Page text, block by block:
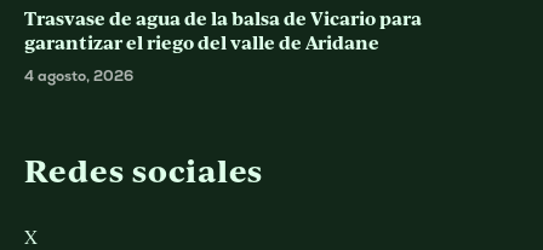
Trasvase de agua de la balsa de Vicario para
garantizar el riego del valle de Aridane
4 agosto, 2026
Redes sociales
X